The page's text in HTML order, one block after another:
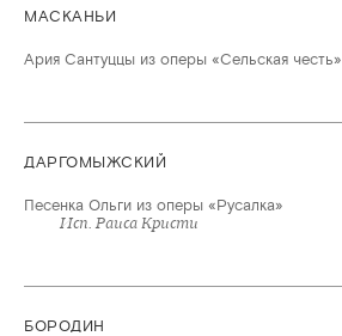
МАСКАНЬИ
Ария Сантуццы из оперы «Сельская честь»
ДАРГОМЫЖСКИЙ
Песенка Ольги из оперы «Русалка»
Исп. Раиса Кристи
БОРОДИН